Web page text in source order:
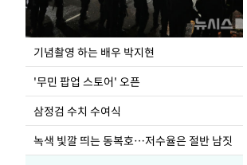
기념촬영 하는 배우 박지현
'무민 팝업 스토어' 오픈
삼정검 수치 수여식
녹색 빛깔 띄는 동복호…저수율은 절반 남짓